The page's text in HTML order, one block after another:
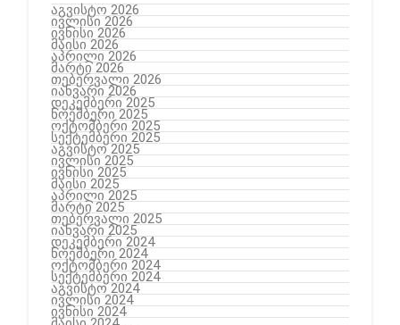
აგვისტო 2026
ივლისი 2026
ივნისი 2026
მაისი 2026
აპრილი 2026
მარტი 2026
თებერვალი 2026
იანვარი 2026
დეკემბერი 2025
ნოემბერი 2025
ოქტომბერი 2025
სექტემბერი 2025
აგვისტო 2025
ივლისი 2025
ივნისი 2025
მაისი 2025
აპრილი 2025
მარტი 2025
თებერვალი 2025
იანვარი 2025
დეკემბერი 2024
ნოემბერი 2024
ოქტომბერი 2024
სექტემბერი 2024
აგვისტო 2024
ივლისი 2024
ივნისი 2024